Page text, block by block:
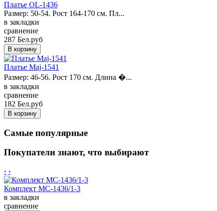
Платье OL-1436
Размер: 50-54. Рост 164-170 см. Пл...
в закладки
сравнение
287 Бел.руб
Платье Maj-1541
Размер: 46-56. Рост 170 см. Длина �...
в закладки
сравнение
182 Бел.руб
Самые популярные
Покупатели знают, что выбирают
‹ ›
Комплект MC-1436/1-3
в закладки
сравнение